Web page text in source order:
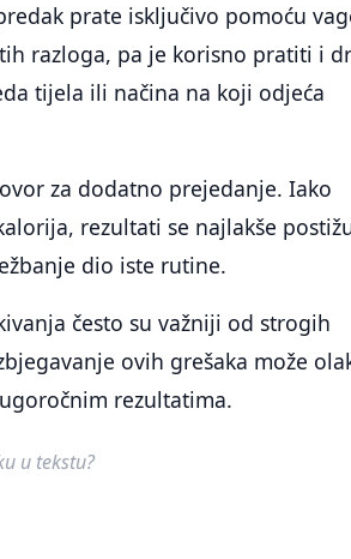
prate isključivo pomoću
razloga, pa je korisno pratiti i
tijela ili načina na koji odjeća
za dodatno prejedanje. Iako
rezultati se najlakše
dio iste rutine.
često su važniji od strogih
ovih grešaka može
rezultatima.
u tekstu?